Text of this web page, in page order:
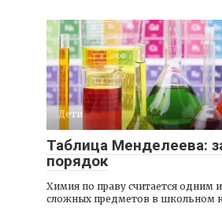
Дети
Таблица Менделеева:
порядок
Химия по праву считается одним
сложных предметов в школьном